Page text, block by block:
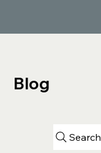
Blog
Search